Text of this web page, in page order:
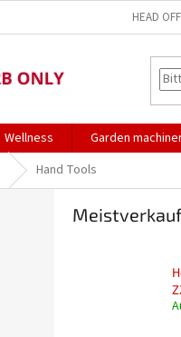
HEAD
Wellness Garden
Hand Tools